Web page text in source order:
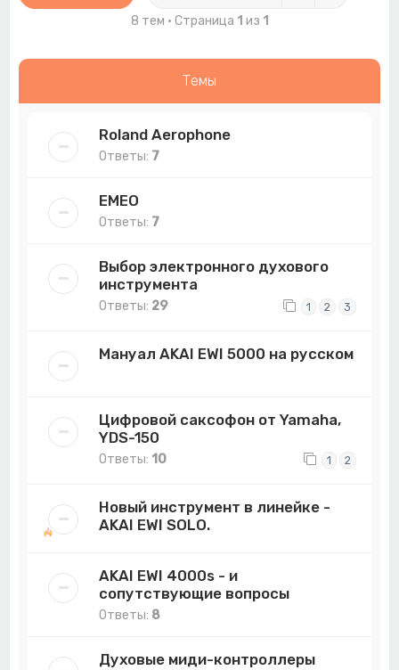
8 тем • Страница 1 из 1
Темы
Roland Aerophone
Ответы: 7
EMEO
Ответы: 7
Выбор электронного духового
инструмента
Ответы: 29 1 2 3
Мануал AKAI EWI 5000 на русском
Цифровой саксофон от Yamaha,
YDS-150
Ответы: 10 1 2
Новый инструмент в линейке -
AKAI EWI SOLO.
AKAI EWI 4000s - и
сопутствующие вопросы
Ответы: 8
Духовые миди-контроллеры